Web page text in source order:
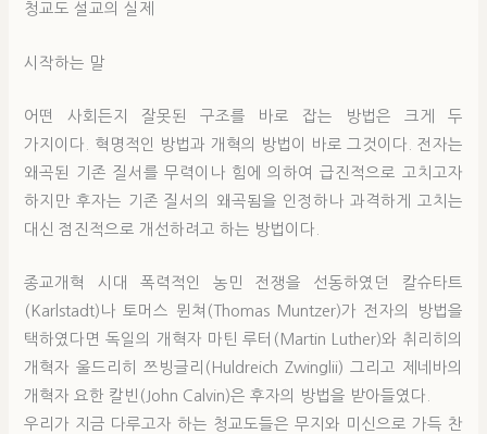
청교도 설교의 실제
시작하는 말
어떤 사회든지 잘못된 구조를 바로 잡는 방법은 크게 두
가지이다. 혁명적인 방법과 개혁의 방법이 바로 그것이다. 전자는
왜곡된 기존 질서를 무력이나 힘에 의하여 급진적으로 고치고자
하지만 후자는 기존 질서의 왜곡됨을 인정하나 과격하게 고치는
대신 점진적으로 개선하려고 하는 방법이다.
종교개혁 시대 폭력적인 농민 전쟁을 선동하였던 칼슈타트
(Karlstadt)나 토머스 뮌쳐(Thomas Muntzer)가 전자의 방법을
택하였다면 독일의 개혁자 마틴 루터(Martin Luther)와 취리히의
개혁자 울드리히 쯔빙글리(Huldreich Zwinglii) 그리고 제네바의
개혁자 요한 칼빈(John Calvin)은 후자의 방법을 받아들였다.
우리가 지금 다루고자 하는 청교도들은 무지와 미신으로 가득 찬